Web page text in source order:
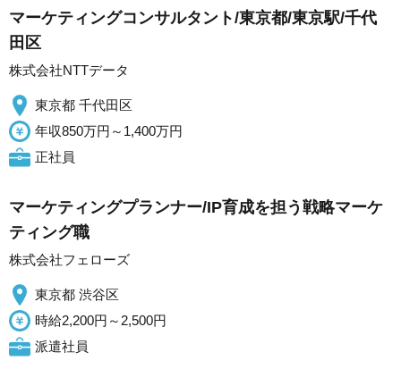
マーケティングコンサルタント/東京都/東京駅/千代
田区
株式会社NTTデータ
東京都 千代田区
年収850万円～1,400万円
正社員
マーケティングプランナー/IP育成を担う戦略マーケ
ティング職
株式会社フェローズ
東京都 渋谷区
時給2,200円～2,500円
派遣社員